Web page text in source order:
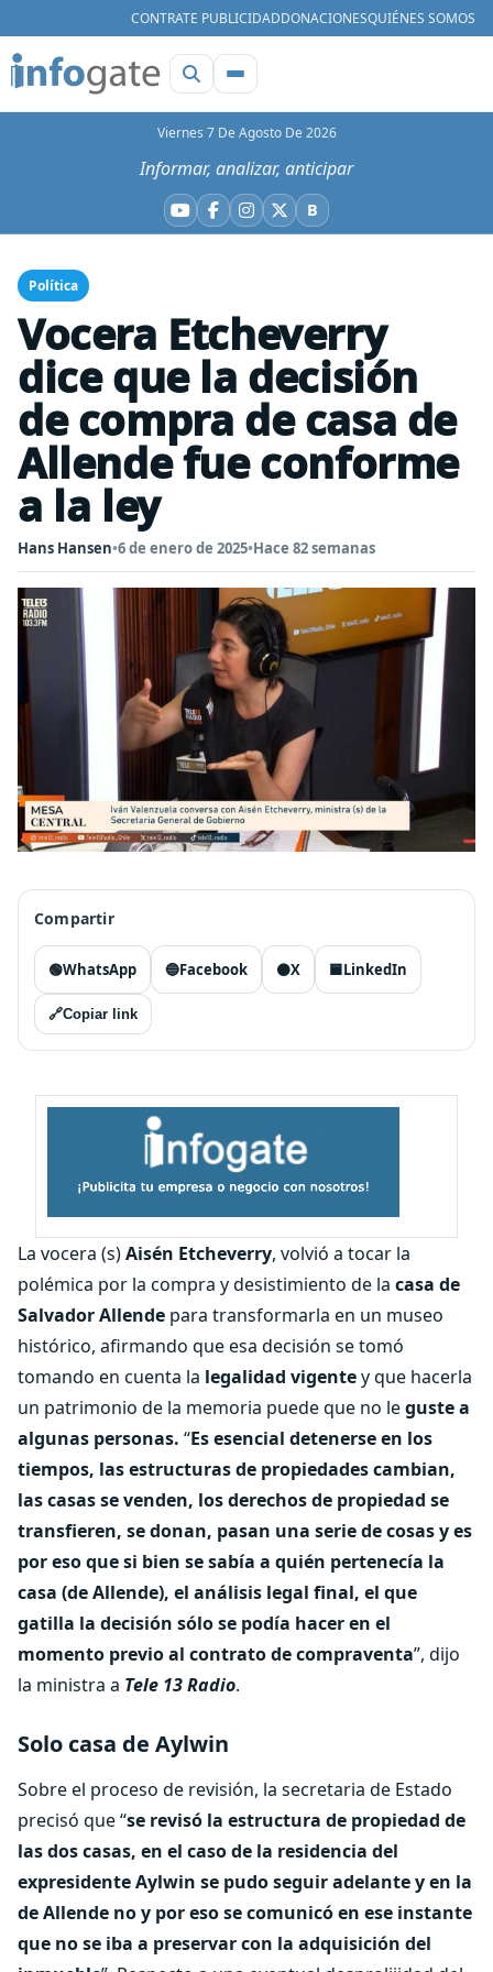
CONTRATE PUBLICIDADDONACIONESQUIÉNES SOMOS
Viernes 7 De Agosto De 2026
Informar, analizar, anticipar
YouTube
Facebook
Instagram
X BBluesky
Política
Vocera Etcheverry
dice que la decisión
de compra de casa de
Allende fue conforme
a la ley
Hans Hansen•6 de enero de 2025•Hace 82 semanas
Compartir
🟢WhatsApp 🔵Facebook ⚫X 🟦LinkedIn
🔗Copiar link
La vocera (s)Aisén Etcheverry, volvió a tocar la
polémica por la compra y desistimiento de la casa de
Salvador Allende para transformarla en un museo
histórico, afirmando que esa decisión se tomó
tomando en cuenta la legalidad vigentey que hacerla
un patrimonio de la memoria puede que no leguste a
algunas personas. “Es esencial detenerse en los
tiempos, las estructuras de propiedades cambian,
las casas se venden, los derechos de propiedad se
transfieren, se donan, pasan una serie de cosas y es
por eso que si bien se sabía a quién pertenecía la
casa (de Allende), el análisis legal final, el que
gatilla la decisión sólo se podía hacer en el
momento previo al contrato de compraventa”, dijo
la ministra a Tele 13 Radio.
Solo casa de Aylwin
Sobre el proceso de revisión, la secretaria de Estado
precisó que “se revisó la estructura de propiedad de
las dos casas, en el caso de la residencia del
expresidente Aylwin se pudo seguir adelante y en la
de Allende no y por eso se comunicó en ese instante
que no se iba a preservar con la adquisición del